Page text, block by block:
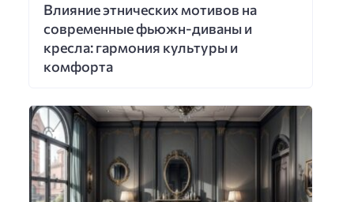
Влияние этнических мотивов на
современные фьюжн-диваны и
кресла: гармония культуры и
комфорта